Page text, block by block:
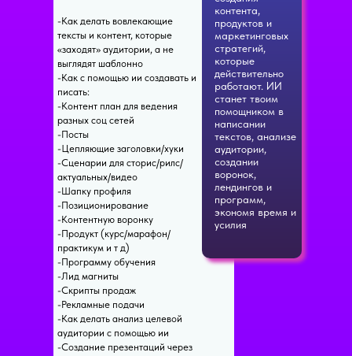
-Как делать вовлекающие
тексты и контент, которые
«заходят» аудитории, а не
выглядят шаблонно
-Как с помощью ии создавать и
писать:
-Контент план для ведения
разных соц сетей
-Посты
-Цепляющие заголовки/хуки
-Сценарии для сторис/рилс/
актуальных/видео
-Шапку профиля
-Позиционирование
-Контентную воронку
-Продукт (курс/марафон/
практикум и т д)
-Программу обучения
-Лид магниты
-Скрипты продаж
-Рекламные подачи
-Как делать анализ целевой
аудитории с помощью ии
-Создание презентаций через
контента,
продуктов и
маркетинговых
стратегий,
которые
действительно
работают. ИИ
станет твоим
помощником в
написании
текстов, анализе
аудитории,
создании
воронок,
лендингов и
программ,
экономя время и
усилия